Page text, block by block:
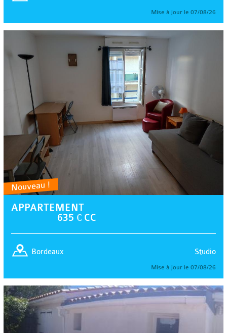
Mise à jour le 07/08/26
Nouveau !
APPARTEMENT
635 € CC
Studio
Bordeaux
Mise à jour le 07/08/26